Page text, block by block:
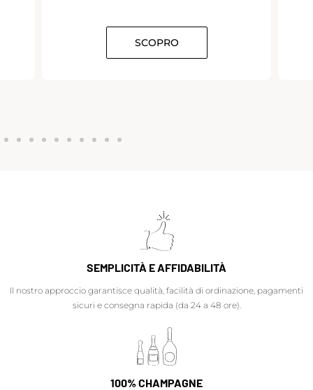
SCOPRO
SEMPLICITÀ E AFFIDABILITÀ
Il nostro approccio garantisce qualità, facilità di ordinazione, pagamenti
sicuri e consegna rapida (da 24 a 48 ore).
100% CHAMPAGNE